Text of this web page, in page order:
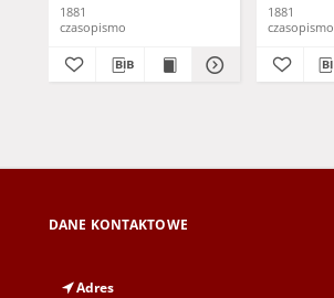
1881
czasopismo
1881
czasopismo
DANE KONTAKTOWE
Adres